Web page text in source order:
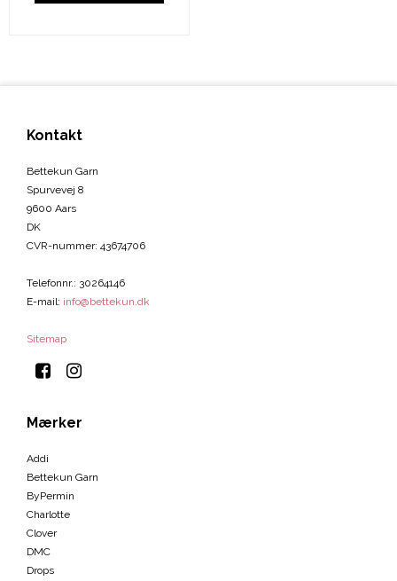
Kontakt
Bettekun Garn
Spurvevej 8
9600 Aars
DK
CVR-nummer: 43674706
Telefonnr.: 30264146
E-mail: info@bettekun.dk
Sitemap
Mærker
Addi
Bettekun Garn
ByPermin
Charlotte
Clover
DMC
Drops